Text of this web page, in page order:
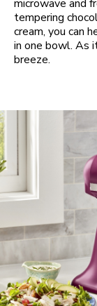
microwave and
tempering
cream, you can
in one bowl. As
breeze.